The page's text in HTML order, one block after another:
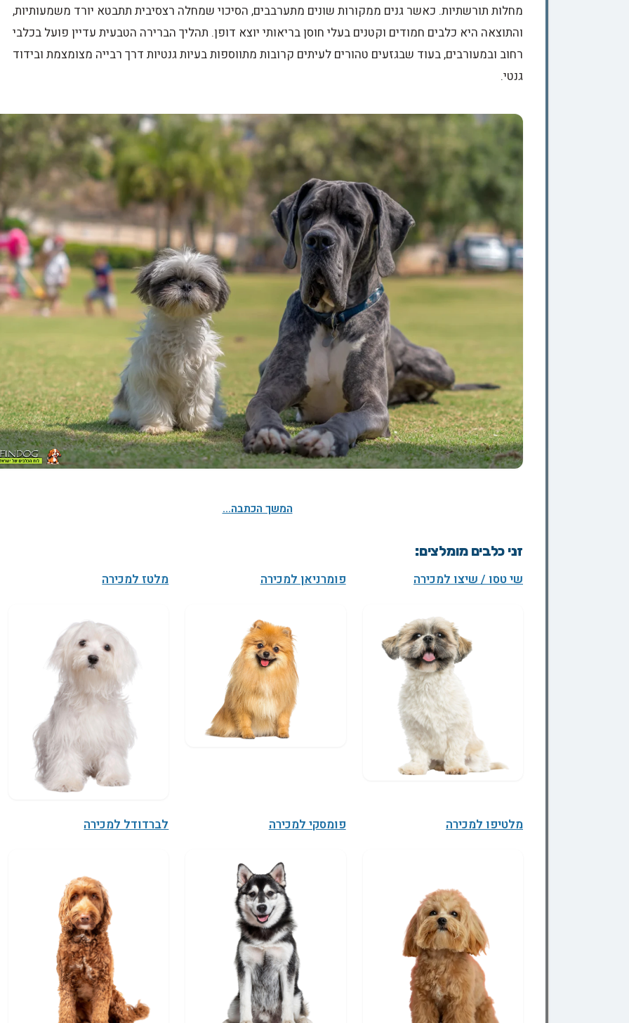
מחלות תורשתיות. כאשר גנים ממקורות שונים מתערבבים, הסיכוי שמחלה רצסיבית תתבטא יורד משמעותיות,
והתוצאה היא כלבים חמודים וקטנים בעלי חוסן בריאותי יוצא דופן. תהליך הברירה הטבעית עדיין פועל בכלבי
רחוב ובמעורבים, בעוד שבגזעים טהורים לעיתים קרובות מתווספות בעיות גנטיות דרך רבייה מצומצמת ובידוד
גנטי.
המשך הכתבה...
זני כלבים מומלצים:
שי טסו / שיצו למכירה פומרניאן למכירה מלטז למכירה
מלטיפו למכירה פומסקי למכירה לברדודל למכירה